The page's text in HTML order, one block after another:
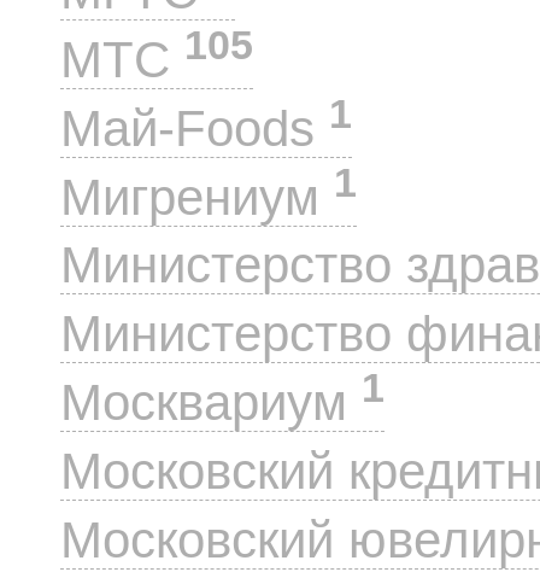
МТС 105
Май-Foods 1
Мигрениум 1
Министерство
Министерство
Москвариум 1
Московский
Московский